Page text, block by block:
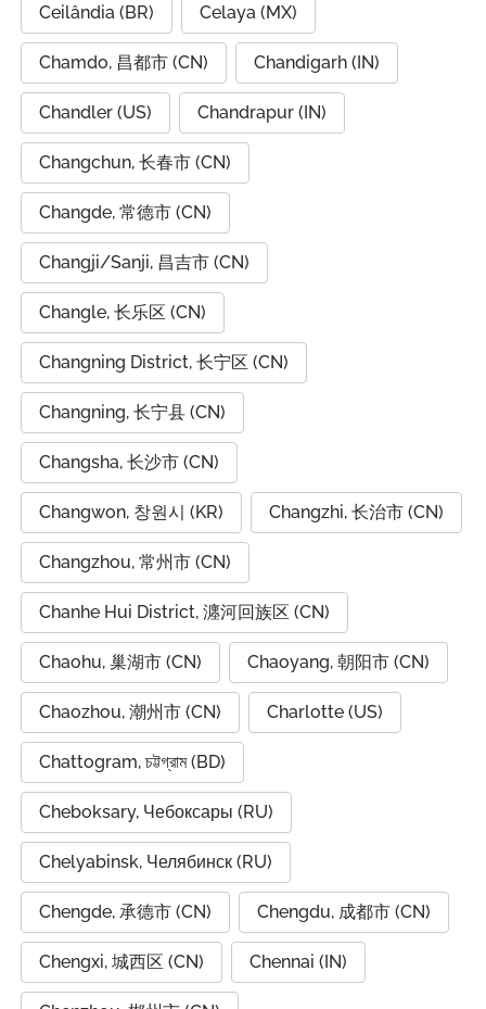
Ceilândia (BR) Celaya (MX)
Chamdo, 昌都市 (CN) Chandigarh (IN)
Chandler (US) Chandrapur (IN)
Changchun, 长春市 (CN)
Changde, 常德市 (CN)
Changji/Sanji, 昌吉市 (CN)
Changle, 长乐区 (CN)
Changning District, 长宁区 (CN)
Changning, 长宁县 (CN)
Changsha, 长沙市 (CN)
Changwon, 창원시 (KR) Changzhi, 长治市 (CN)
Changzhou, 常州市 (CN)
Chanhe Hui District, 瀍河回族区 (CN)
Chaohu, 巢湖市 (CN) Chaoyang, 朝阳市 (CN)
Chaozhou, 潮州市 (CN) Charlotte (US)
Chattogram, চট্টগ্রাম (BD)
Cheboksary, Чебоксары (RU)
Chelyabinsk, Челябинск (RU)
Chengde, 承德市 (CN) Chengdu, 成都市 (CN)
Chengxi, 城西区 (CN) Chennai (IN)